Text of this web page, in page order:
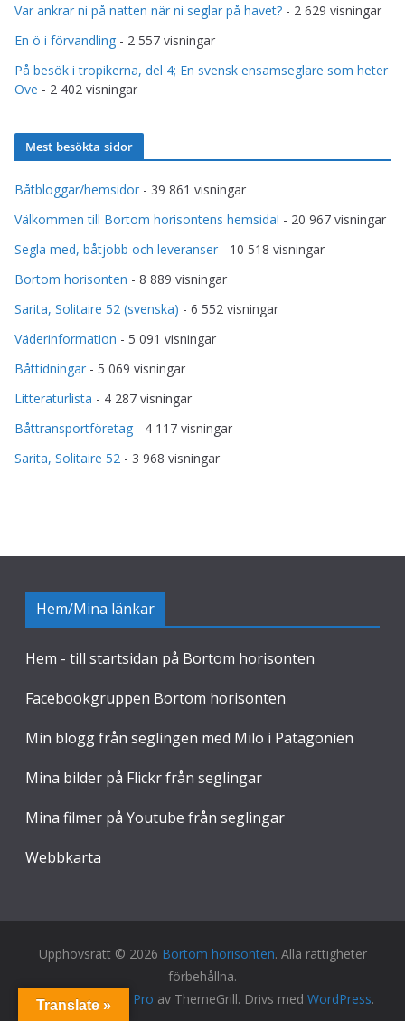
Var ankrar ni på natten när ni seglar på havet? - 2 629 visningar
En ö i förvandling - 2 557 visningar
På besök i tropikerna, del 4; En svensk ensamseglare som heter
Ove - 2 402 visningar
Mest besökta sidor
Båtbloggar/hemsidor - 39 861 visningar
Välkommen till Bortom horisontens hemsida! - 20 967 visningar
Segla med, båtjobb och leveranser - 10 518 visningar
Bortom horisonten - 8 889 visningar
Sarita, Solitaire 52 (svenska) - 6 552 visningar
Väderinformation - 5 091 visningar
Båttidningar - 5 069 visningar
Litteraturlista - 4 287 visningar
Båttransportföretag - 4 117 visningar
Sarita, Solitaire 52 - 3 968 visningar
Hem/Mina länkar
Hem - till startsidan på Bortom horisonten
Facebookgruppen Bortom horisonten
Min blogg från seglingen med Milo i Patagonien
Mina bilder på Flickr från seglingar
Mina filmer på Youtube från seglingar
Webbkarta
Upphovsrätt © 2026 Bortom horisonten. Alla rättigheter
förbehållna.
Tema:ColorMag Pro av ThemeGrill. Drivs med WordPress.
Translate »